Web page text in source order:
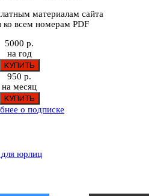
материалам сайта
ко всем номерам PDF
5000 р.
на год
950 р.
на месяц
о подписке
юрлиц